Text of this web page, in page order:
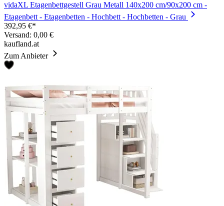
vidaXL Etagenbettgestell Grau Metall 140x200 cm/90x200 cm -
Etagenbett - Etagenbetten - Hochbett - Hochbetten - Grau
392,95 €*
Versand: 0,00 €
kaufland.at
Zum Anbieter